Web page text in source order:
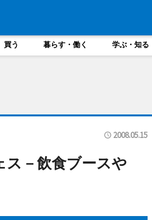
買う 暮らす・働く 学ぶ・知る
2008.05.15
ス－飲食ブースや